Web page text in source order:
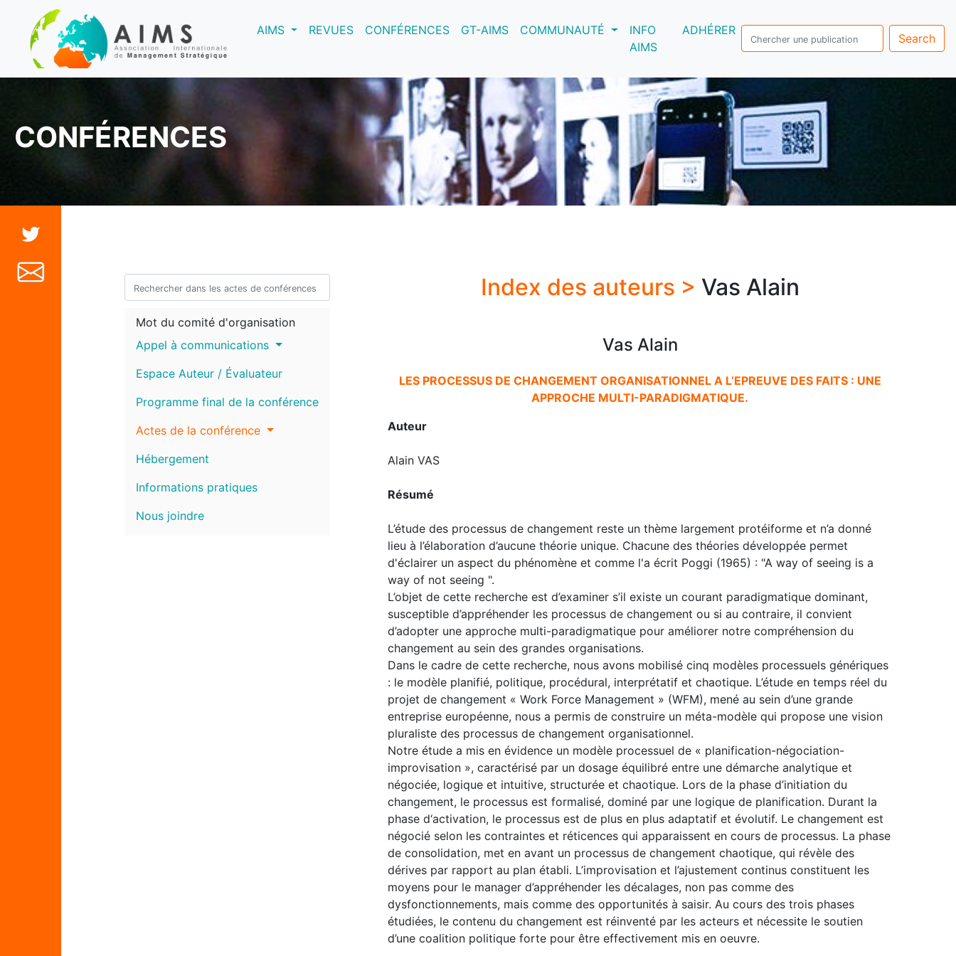
AIMS(current)REVUES CONFÉRENCES GT-AIMS COMMUNAUTÉ
INFO
AIMS
ADHÉRER
Search
CONFÉRENCES
Mot du comité d'organisation
Appel à communications
Espace Auteur / Évaluateur
Programme final de la conférence
Actes de la conférence
Hébergement
Informations pratiques
Nous joindre
Index des auteurs > Vas Alain
Vas Alain
LES PROCESSUS DE CHANGEMENT ORGANISATIONNEL A L’EPREUVE DES FAITS : UNE
APPROCHE MULTI-PARADIGMATIQUE.
Auteur
Alain VAS
Résumé
L’étude des processus de changement reste un thème largement protéiforme et n’a donné
lieu à l’élaboration d’aucune théorie unique. Chacune des théories développée permet
d'éclairer un aspect du phénomène et comme l'a écrit Poggi (1965) : "A way of seeing is a
way of not seeing ".
L’objet de cette recherche est d’examiner s’il existe un courant paradigmatique dominant,
susceptible d’appréhender les processus de changement ou si au contraire, il convient
d’adopter une approche multi-paradigmatique pour améliorer notre compréhension du
changement au sein des grandes organisations.
Dans le cadre de cette recherche, nous avons mobilisé cinq modèles processuels génériques
: le modèle planifié, politique, procédural, interprétatif et chaotique. L’étude en temps réel du
projet de changement « Work Force Management » (WFM), mené au sein d’une grande
entreprise européenne, nous a permis de construire un méta-modèle qui propose une vision
pluraliste des processus de changement organisationnel.
Notre étude a mis en évidence un modèle processuel de « planification-négociation-
improvisation », caractérisé par un dosage équilibré entre une démarche analytique et
négociée, logique et intuitive, structurée et chaotique. Lors de la phase d’initiation du
changement, le processus est formalisé, dominé par une logique de planification. Durant la
phase d‘activation, le processus est de plus en plus adaptatif et évolutif. Le changement est
négocié selon les contraintes et réticences qui apparaissent en cours de processus. La phase
de consolidation, met en avant un processus de changement chaotique, qui révèle des
dérives par rapport au plan établi. L’improvisation et l’ajustement continus constituent les
moyens pour le manager d’appréhender les décalages, non pas comme des
dysfonctionnements, mais comme des opportunités à saisir. Au cours des trois phases
étudiées, le contenu du changement est réinventé par les acteurs et nécessite le soutien
d’une coalition politique forte pour être effectivement mis en oeuvre.